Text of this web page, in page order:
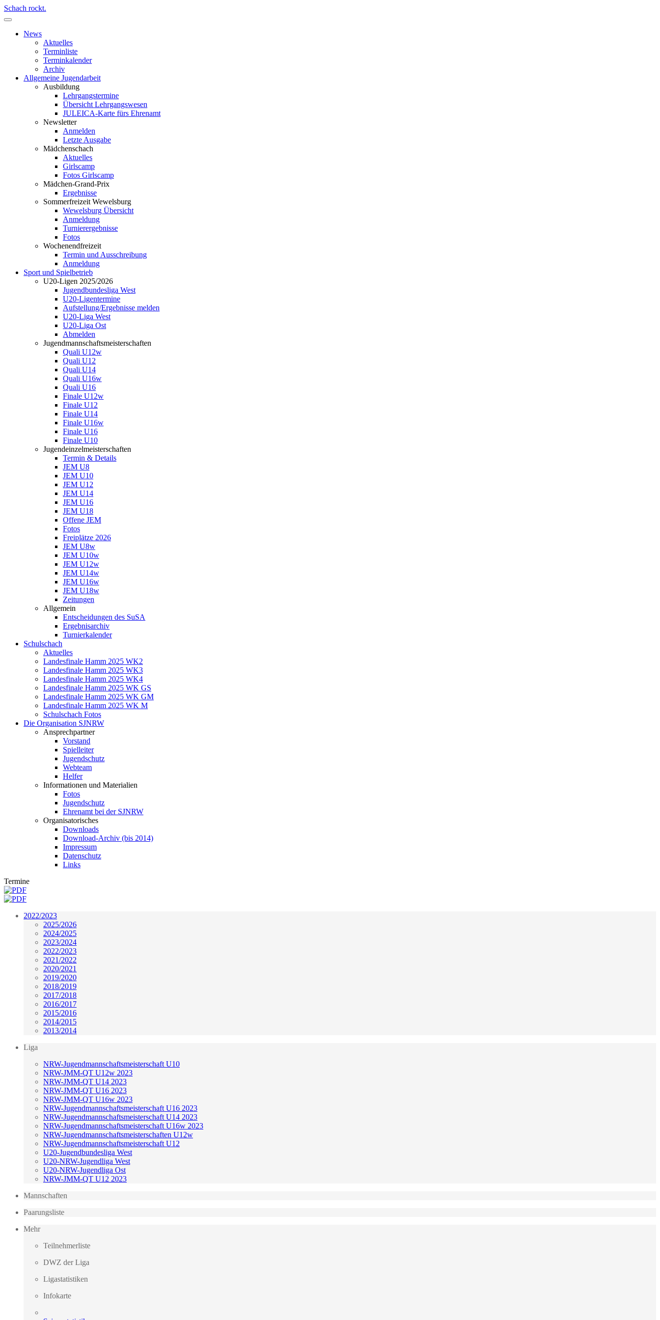
Schach rockt.
News
Aktuelles
Terminliste
Terminkalender
Archiv
Allgemeine Jugendarbeit
Ausbildung
Lehrgangstermine
Übersicht Lehrgangswesen
JULEICA-Karte fürs Ehrenamt
Newsletter
Anmelden
Letzte Ausgabe
Mädchenschach
Aktuelles
Girlscamp
Fotos Girlscamp
Mädchen-Grand-Prix
Ergebnisse
Sommerfreizeit Wewelsburg
Wewelsburg Übersicht
Anmeldung
Turnierergebnisse
Fotos
Wochenendfreizeit
Termin und Ausschreibung
Anmeldung
Sport und Spielbetrieb
U20-Ligen 2025/2026
Jugendbundesliga West
U20-Ligentermine
Aufstellung/Ergebnisse melden
U20-Liga West
U20-Liga Ost
Abmelden
Jugendmannschaftsmeisterschaften
Quali U12w
Quali U12
Quali U14
Quali U16w
Quali U16
Finale U12w
Finale U12
Finale U14
Finale U16w
Finale U16
Finale U10
Jugendeinzelmeisterschaften
Termin & Details
JEM U8
JEM U10
JEM U12
JEM U14
JEM U16
JEM U18
Offene JEM
Fotos
Freiplätze 2026
JEM U8w
JEM U10w
JEM U12w
JEM U14w
JEM U16w
JEM U18w
Zeitungen
Allgemein
Entscheidungen des SuSA
Ergebnisarchiv
Turnierkalender
Schulschach
Aktuelles
Landesfinale Hamm 2025 WK2
Landesfinale Hamm 2025 WK3
Landesfinale Hamm 2025 WK4
Landesfinale Hamm 2025 WK GS
Landesfinale Hamm 2025 WK GM
Landesfinale Hamm 2025 WK M
Schulschach Fotos
Die Organisation SJNRW
Ansprechpartner
Vorstand
Spielleiter
Jugendschutz
Webteam
Helfer
Informationen und Materialien
Fotos
Jugendschutz
Ehrenamt bei der SJNRW
Organisatorisches
Downloads
Download-Archiv (bis 2014)
Impressum
Datenschutz
Links
Termine
2022/2023
2025/2026
2024/2025
2023/2024
2022/2023
2021/2022
2020/2021
2019/2020
2018/2019
2017/2018
2016/2017
2015/2016
2014/2015
2013/2014
Liga
NRW-Jugendmannschaftsmeisterschaft U10
NRW-JMM-QT U12w 2023
NRW-JMM-QT U14 2023
NRW-JMM-QT U16 2023
NRW-JMM-QT U16w 2023
NRW-Jugendmannschaftsmeisterschaft U16 2023
NRW-Jugendmannschaftsmeisterschaft U14 2023
NRW-Jugendmannschaftsmeisterschaft U16w 2023
NRW-Jugendmannschaftsmeisterschaften U12w
NRW-Jugendmannschaftsmeisterschaft U12
U20-Jugendbundesliga West
U20-NRW-Jugendliga West
U20-NRW-Jugendliga Ost
NRW-JMM-QT U12 2023
Mannschaften
Paarungsliste
Mehr
Teilnehmerliste
DWZ der Liga
Ligastatistiken
Infokarte